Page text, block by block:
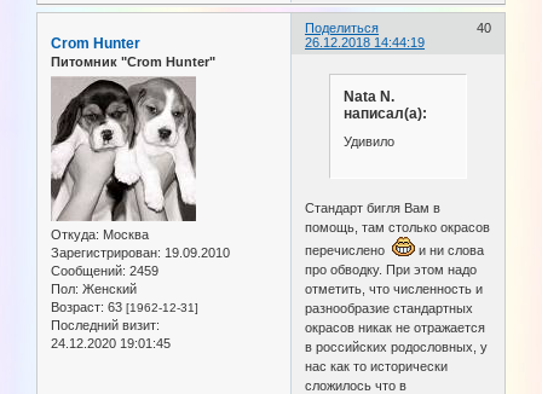
Поделиться
40
26.12.2018 14:44:19
Crom Hunter
Питомник "Crom Hunter"
Откуда: Москва
Зарегистрирован: 19.09.2010
Сообщений: 2459
Пол: Женский
Возраст: 63 [1962-12-31]
Последний визит:
24.12.2020 19:01:45
Nata N.
написал(а):
Удивило
Стандарт бигля Вам в
помощь, там столько окрасов
перечислено
и ни слова
про обводку. При этом надо
отметить, что численность и
разнообразие стандартных
окрасов никак не отражается
в российских родословных, у
нас как то исторически
сложилось что в